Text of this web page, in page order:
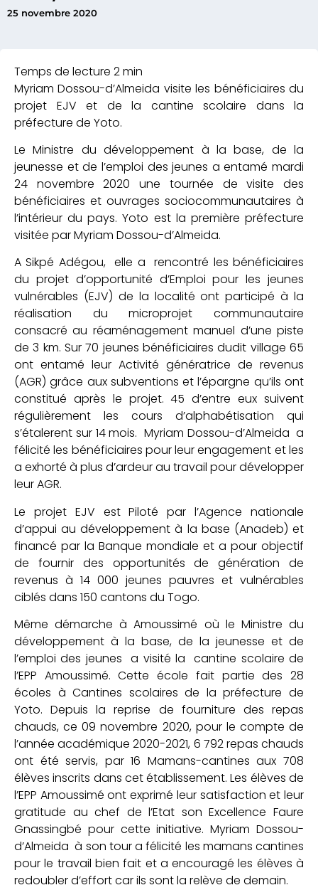
25 novembre 2020
Myriam Dossou-d’Almeida visite les bénéficiaires du
projet EJV et de la cantine scolaire dans la
préfecture de Yoto.
Le Ministre du développement à la base, de la
jeunesse et de l’emploi des jeunes a entamé mardi
24 novembre 2020 une tournée de visite des
bénéficiaires et ouvrages sociocommunautaires à
l’intérieur du pays. Yoto est la première préfecture
visitée par Myriam Dossou-d’Almeida.
A Sikpé Adégou, elle a rencontré les bénéficiaires
du projet d’opportunité d’Emploi pour les jeunes
vulnérables (EJV) de la localité ont participé à la
réalisation du microprojet communautaire
consacré au réaménagement manuel d’une piste
de 3 km. Sur 70 jeunes bénéficiaires dudit village 65
ont entamé leur Activité génératrice de revenus
(AGR) grâce aux subventions et l’épargne qu’ils ont
constitué après le projet. 45 d’entre eux suivent
régulièrement les cours d’alphabétisation qui
s’étalerent sur 14 mois. Myriam Dossou-d’Almeida a
félicité les bénéficiaires pour leur engagement et les
a exhorté à plus d’ardeur au travail pour développer
leur AGR.
Le projet EJV est Piloté par l’Agence nationale
d’appui au développement à la base (Anadeb) et
financé par la Banque mondiale et a pour objectif
de fournir des opportunités de génération de
revenus à 14 000 jeunes pauvres et vulnérables
ciblés dans 150 cantons du Togo.
Même démarche à Amoussimé où le Ministre du
développement à la base, de la jeunesse et de
l’emploi des jeunes a visité la cantine scolaire de
l’EPP Amoussimé. Cette école fait partie des 28
écoles à Cantines scolaires de la préfecture de
Yoto. Depuis la reprise de fourniture des repas
chauds, ce 09 novembre 2020, pour le compte de
l’année académique 2020-2021, 6 792 repas chauds
ont été servis, par 16 Mamans-cantines aux 708
élèves inscrits dans cet établissement. Les élèves de
l’EPP Amoussimé ont exprimé leur satisfaction et leur
gratitude au chef de l’Etat son Excellence Faure
Gnassingbé pour cette initiative. Myriam Dossou-
d’Almeida à son tour a félicité les mamans cantines
pour le travail bien fait et a encouragé les élèves à
redoubler d’effort car ils sont la relève de demain.